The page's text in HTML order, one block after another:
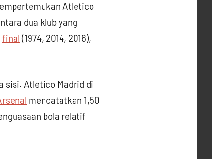
Atletico
dua klub yang
final (1974, 2014, 2016),
sisi. Atletico Madrid di
mencatatkan 1,50
bola relatif